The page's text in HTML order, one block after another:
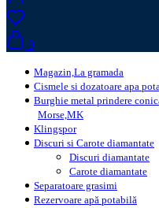
0
Magazin,La gramada
Cismele si dozatoare apa
Burghie metal prindere
Morse,MK
Klingspor
Discuri si Carote diamantate
Discuri diamantate
Carote diamantate
Separatoare grasimi
Rezervoare apă potabilă